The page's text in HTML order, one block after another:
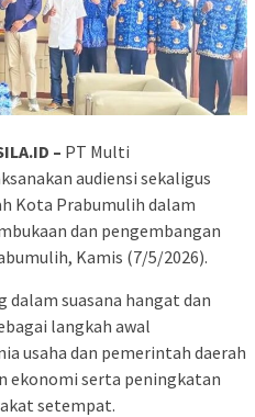
– PT Multi
audiensi sekaligus
Kota Prabumulih dalam
dan pengembangan
Kamis (7/5/2026).
suasana hangat dan
langkah awal
usaha dan pemerintah daerah
ekonomi serta peningkatan
setempat.